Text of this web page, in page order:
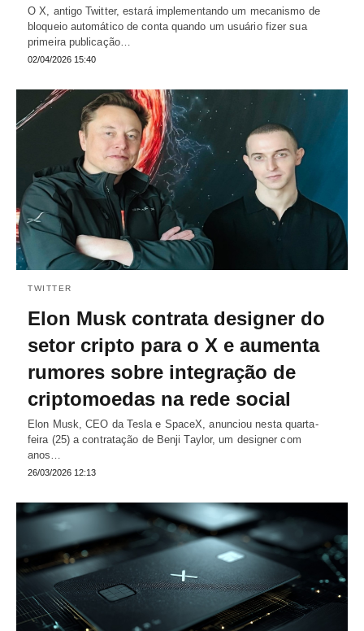
O X, antigo Twitter, estará implementando um mecanismo de
bloqueio automático de conta quando um usuário fizer sua
primeira publicação…
02/04/2026 15:40
TWITTER
Elon Musk contrata designer do
setor cripto para o X e aumenta
rumores sobre integração de
criptomoedas na rede social
Elon Musk, CEO da Tesla e SpaceX, anunciou nesta quarta-
feira (25) a contratação de Benji Taylor, um designer com
anos…
26/03/2026 12:13